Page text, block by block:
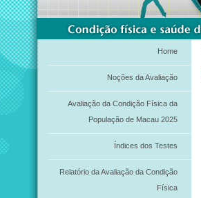
Home
Noções da Avaliação
Avaliação da Condição Física da
População de Macau 2025
Índices dos Testes
Relatório da Avaliação da Condição
Física